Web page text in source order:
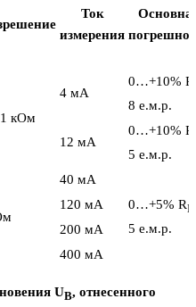
Ток
измерения
кОм
4 мА
0…+10% R
8 е.м.р.
12 мА
0…+10% R
5 е.м.р.
40 мA
0…+5% RE
5 е.м.р.
120 мA
200 мA
400 мA
UB, отнесенного